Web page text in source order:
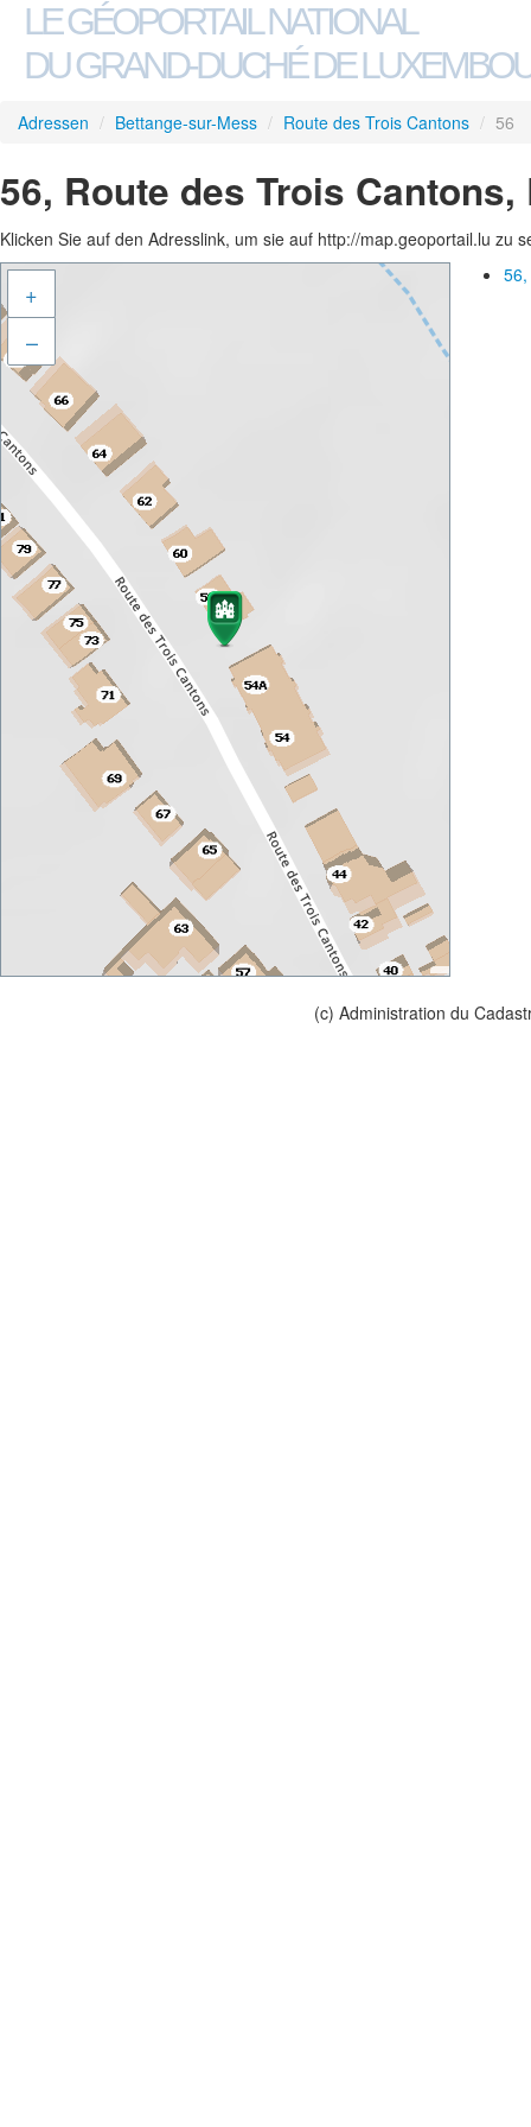
LE GÉOPORTAIL NATIONAL
DU GRAND-DUCHÉ DE
Adressen / Bettange-sur-Mess / Route des Trois Cantons / 56
56, Route des Trois
Klicken Sie auf den Adresslink, um sie auf http://map.geoportail.lu zu
+
–
(c) Administration du